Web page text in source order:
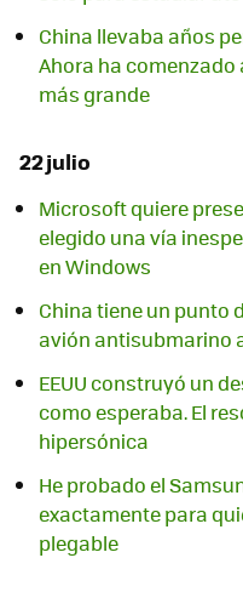
China llevaba años
Ahora ha
más grande
22 julio
Microsoft quiere
elegido una vía
en Windows
China tiene un punto
avión antisubmarino
EEUU construyó un
como esperaba. El
hipersónica
He probado el
exactamente para
plegable